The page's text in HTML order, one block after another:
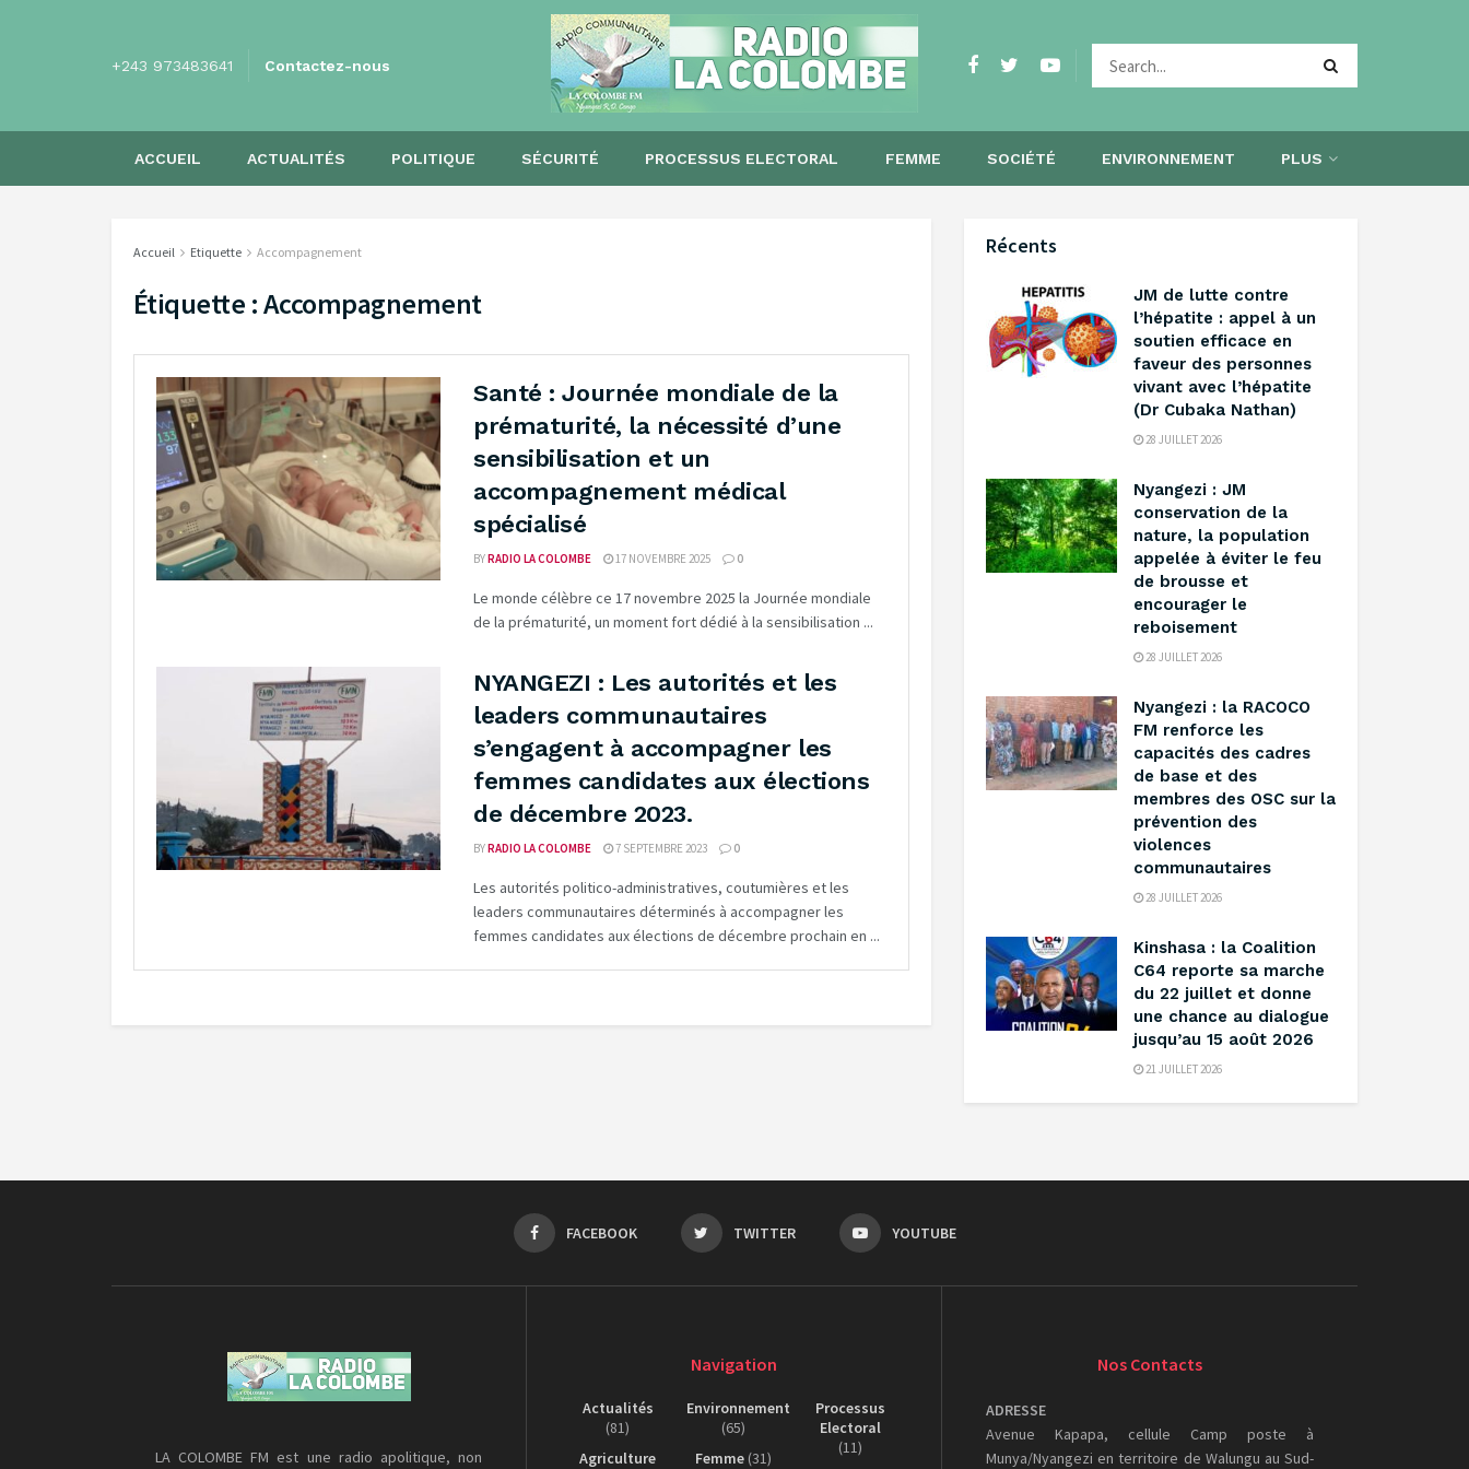
+243 973483641 Contactez-nous
ACCUEIL ACTUALITÉS POLITIQUE SÉCURITÉ PROCESSUS ELECTORAL FEMME SOCIÉTÉ ENVIRONNEMENT PLUS
Accueil Etiquette Accompagnement
Étiquette :Accompagnement
Santé : Journée mondiale de la
prématurité, la nécessité d’une
sensibilisation et un
accompagnement médical
spécialisé
BYRADIO LA COLOMBE 17 NOVEMBRE 2025 0
Le monde célèbre ce 17 novembre 2025 la Journée mondiale
de la prématurité, un moment fort dédié à la sensibilisation ...
NYANGEZI : Les autorités et les
leaders communautaires
s’engagent à accompagner les
femmes candidates aux élections
de décembre 2023.
BYRADIO LA COLOMBE 7 SEPTEMBRE 2023 0
Les autorités politico-administratives, coutumières et les
leaders communautaires déterminés à accompagner les
femmes candidates aux élections de décembre prochain en ...
Récents
‎JM de lutte contre
l’hépatite : appel à un
soutien efficace en
faveur des personnes
vivant avec l’hépatite
(Dr Cubaka Nathan)
28 JUILLET 2026
‎Nyangezi : JM
conservation de la
nature, la population
appelée à éviter le feu
de brousse et
encourager le
reboisement ‎
28 JUILLET 2026
‎Nyangezi : la RACOCO
FM renforce les
capacités des cadres
de base et des
membres des OSC sur la
prévention des
violences
communautaires ‎
28 JUILLET 2026
Kinshasa : la Coalition
C64 reporte sa marche
du 22 juillet et donne
une chance au dialogue
jusqu’au 15 août 2026
21 JUILLET 2026
FACEBOOK TWITTER YOUTUBE
LA COLOMBE FM est une radio apolitique, non
Navigation
Actualités
(81)
Agriculture
Environnement
(65)
Femme (31)
Processus
Electoral
(11)
Nos Contacts
ADRESSE
Avenue Kapapa, cellule Camp poste à
Munya/Nyangezi en territoire de Walungu au Sud-